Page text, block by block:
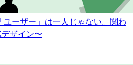
ーザー」は一人じゃない。関わ
ザイン〜